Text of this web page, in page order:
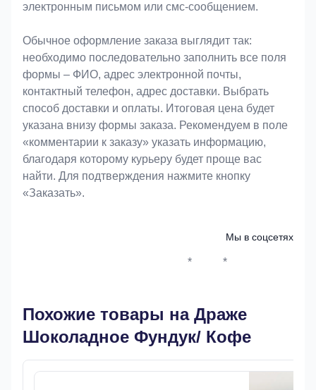
электронным письмом или смс-сообщением.
Обычное оформление заказа выглядит так:
необходимо последовательно заполнить все поля
формы – ФИО, адрес электронной почты,
контактный телефон, адрес доставки. Выбрать
способ доставки и оплаты. Итоговая цена будет
указана внизу формы заказа. Рекомендуем в поле
«комментарии к заказу» указать информацию,
благодаря которому курьеру будет проще вас
найти. Для подтверждения нажмите кнопку
«Заказать».
Мы в соцсетях
* *
Похожие товары на Драже
Шоколадное Фундук/ Кофе